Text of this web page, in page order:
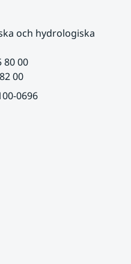
och hydrologiska
80 00
00
0696